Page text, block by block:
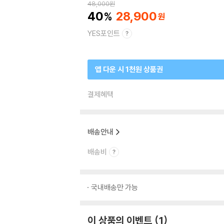
48,000원
40 28,900
YES포인트
앱 다운 시 1천원 상품권
결제혜택
배송안내
배송비
국내배송만 가능
이 상품의 이벤트 1